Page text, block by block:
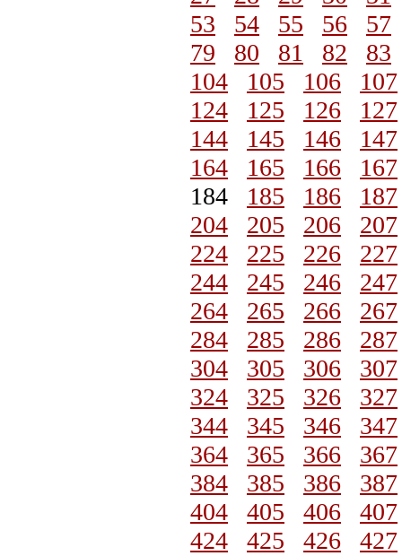
53
54 55 56
57
79
80 81 82
83
104
105 106
107
124
125 126
127
144
145 146
147
164
165 166
167
184 185 186
187
204
205 206
207
224
225 226
227
244
245 246
247
264
265 266
267
284
285 286
287
304
305 306
307
324
325 326
327
344
345 346
347
364
365 366
367
384
385 386
387
404
405 406
407
424
425 426 427